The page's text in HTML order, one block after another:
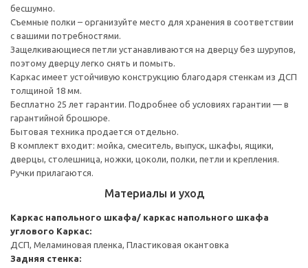
бесшумно.
Съемные полки – организуйте место для хранения в соответствии
с вашими потребностями.
Защелкивающиеся петли устанавливаются на дверцу без шурупов,
поэтому дверцу легко снять и помыть.
Каркас имеет устойчивую конструкцию благодаря стенкам из ДСП
толщиной 18 мм.
Бесплатно 25 лет гарантии. Подробнее об условиях гарантии — в
гарантийной брошюре.
Бытовая техника продается отдельно.
В комплект входит: мойка, смеситель, выпуск, шкафы, ящики,
дверцы, столешница, ножки, цоколи, полки, петли и крепления.
Ручки прилагаются.
Материалы и уход
Каркас напольного шкафа/ каркас напольного шкафа
углового Каркас:
ДСП, Меламиновая пленка, Пластиковая окантовка
Задняя стенка: